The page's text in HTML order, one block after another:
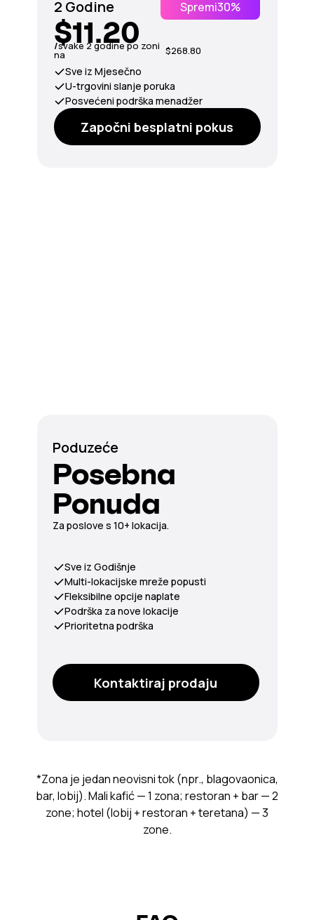
2 Godine Spremi30%
$11.20
/svake 2 godine po zoni
na $268.80
Sve iz Mjesečno
U-trgovini slanje poruka
Posvećeni podrška menadžer
Započni besplatni pokus
*Zona je jedan neovisni tok (npr., blagovaonica,
bar, lobij). Mali kafić — 1 zona; restoran + bar — 2
zone; hotel (lobij + restoran + teretana) — 3
zone.
Poduzeće
Posebna
Ponuda
Za poslove s 10+ lokacija.
Kontaktiraj prodaju
Sve iz Godišnje
Multi-lokacijske mreže popusti
Fleksibilne opcije naplate
Podrška za nove lokacije
Prioritetna podrška